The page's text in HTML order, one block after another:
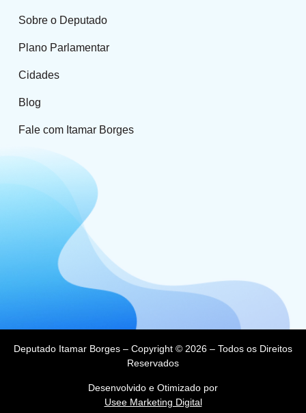
Sobre o Deputado
Plano Parlamentar
Cidades
Blog
Fale com Itamar Borges
Deputado Itamar Borges – Copyright © 2026 – Todos os Direitos
Reservados
Desenvolvido e Otimizado por
Usee Marketing Digital